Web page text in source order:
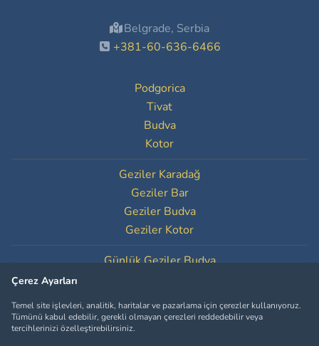
Belgrade, Serbia
+381-60-636-6466
Podgorica
Tivat
Budva
Kotor
Geziler Karadağ
Geziler Bar
Geziler Budva
Geziler Kotor
Günlük Geziler Budva
Çerez Ayarları
Çerez Ayarları
Temel site işlevleri, analitik, haritalar ve pazarlama için çerezler kullanıyoruz.
Tümünü kabul edebilir, gerekli olmayan çerezleri reddedebilir veya
tercihlerinizi özelleştirebilirsiniz.